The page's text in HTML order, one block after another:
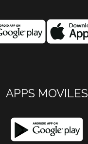
APPS MOVILES